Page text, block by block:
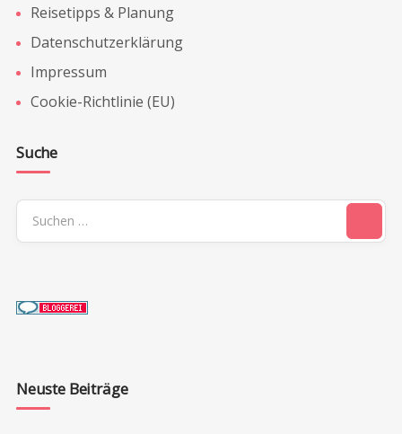
Reisetipps & Planung
Datenschutzerklärung
Impressum
Cookie-Richtlinie (EU)
Suche
Suchen
nach:
Neuste Beiträge